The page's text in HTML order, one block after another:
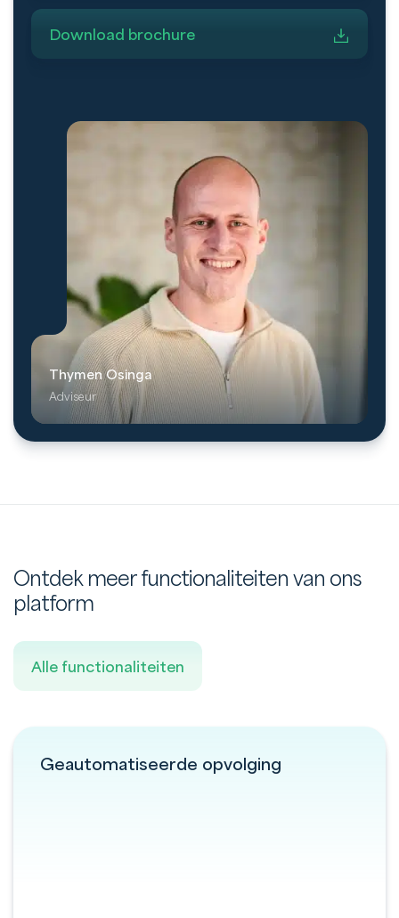
Download brochure
Thymen Osinga
Adviseur
Ontdek meer functionaliteiten van ons
platform
Alle functionaliteiten
Geautomatiseerde opvolging